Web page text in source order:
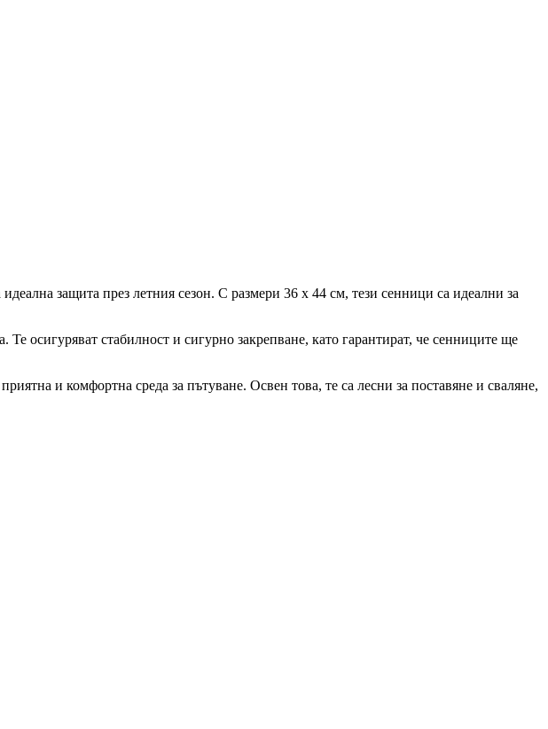
защита през летния сезон. С размери 36 х 44 см, тези сенници са идеални за
осигуряват стабилност и сигурно закрепване, като гарантират, че сенниците ще
и комфортна среда за пътуване. Освен това, те са лесни за поставяне и сваляне,